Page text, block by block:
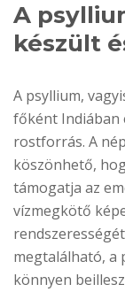
A
készült
A psyllium,
főként Indiában
rostforrás. A
köszönhető,
támogatja az
vízmegkötő
megtalálható, a
könnyen